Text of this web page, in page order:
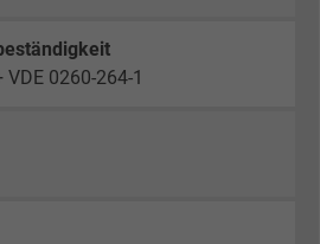
0260-264-1